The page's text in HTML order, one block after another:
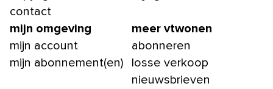
contact
mijn omgeving
mijn account
mijn abonnement(en)
meer vtwonen
abonneren
losse verkoop
nieuwsbrieven